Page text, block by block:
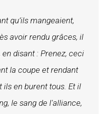
qu’ils mangeaient,
avoir rendu grâces, il
disant : Prenez, ceci
la coupe et rendant
ils en burent tous. Et il
le sang de l'alliance,